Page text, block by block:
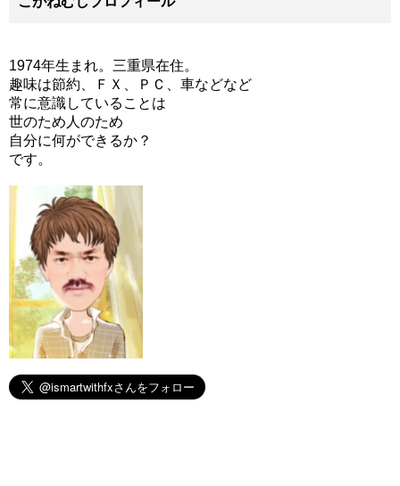
1974年生まれ。三重県在住。
趣味は節約、ＦＸ、ＰＣ、車などなど
常に意識していることは
世のため人のため
自分に何ができるか？
です。